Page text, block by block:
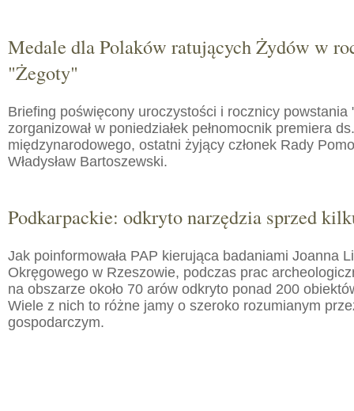
Medale dla Polaków ratujących Żydów w
"Żegoty"
Briefing poświęcony uroczystości i rocznicy powstania
zorganizował w poniedziałek pełnomocnik premiera
międzynarodowego, ostatni żyjący członek Rady
Władysław Bartoszewski.
Podkarpackie: odkryto narzędzia sprzed
Jak poinformowała PAP kierująca badaniami Joanna
Okręgowego w Rzeszowie, podczas prac
na obszarze około 70 arów odkryto ponad 200
Wiele z nich to różne jamy o szeroko rozumianym
gospodarczym.